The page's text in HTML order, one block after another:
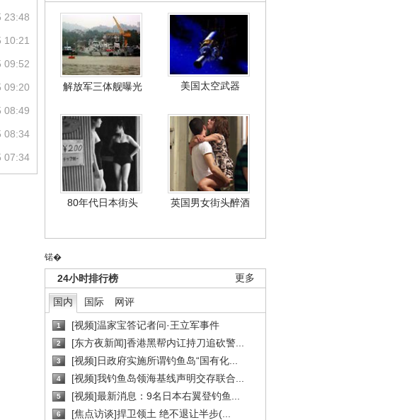
解放军三体舰曝光 美国太空武器
80年代日本街头 英国男女街头醉酒
锘�
更多
24小时排行榜
国内 国际 网评
1 [视频]温家宝答记者问·王立军事件
2 [东方夜新闻]香港黑帮内讧持刀追砍警...
3 [视频]日政府实施所谓钓鱼岛“国有化...
4 [视频]我钓鱼岛领海基线声明交存联合...
5 [视频]最新消息：9名日本右翼登钓鱼...
6 [焦点访谈]捍卫领土 绝不退让半步(...
23:48
10:21
09:52
09:20
08:49
08:34
07:34